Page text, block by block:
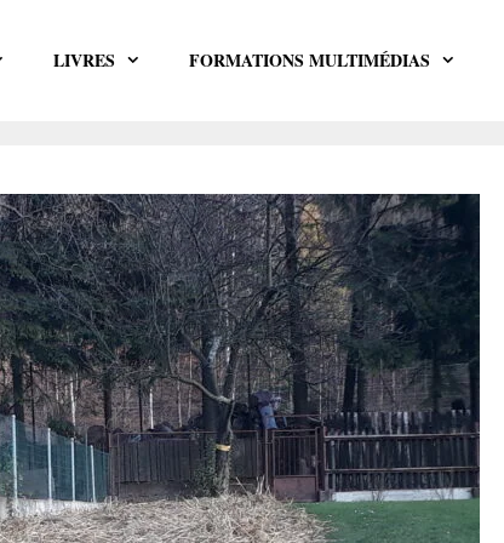
LIVRES FORMATIONS MULTIMÉDIAS